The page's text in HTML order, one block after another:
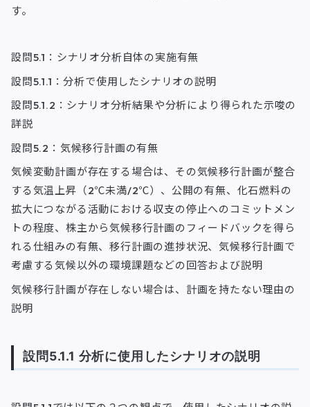
す。
設問5.1：シナリオ分析自体の実施有無
設問5.1.1：分析で使用したシナリオの説明
設問5.1.2：シナリオ分析結果や分析により得られた示唆の
詳説
設問5.2：気候移行計画の有無
気候変動計画が存在する場合は、その気候移行計画が整合
する気温上昇（2℃未満/2℃）、公開の有無、化石燃料の
拡大につながる活動における収支の停止へのコミットメン
トの程度、株主から気候移行計画のフィードバックを得ら
れる仕組みの有無、移行計画の進捗状況、気候移行計画で
考慮する気候以外の環境課題などの回答および説明
気候移行計画が存在しない場合は、計画を持たない理由の
説明
設問5.1.1 分析に使用したシナリオの説明